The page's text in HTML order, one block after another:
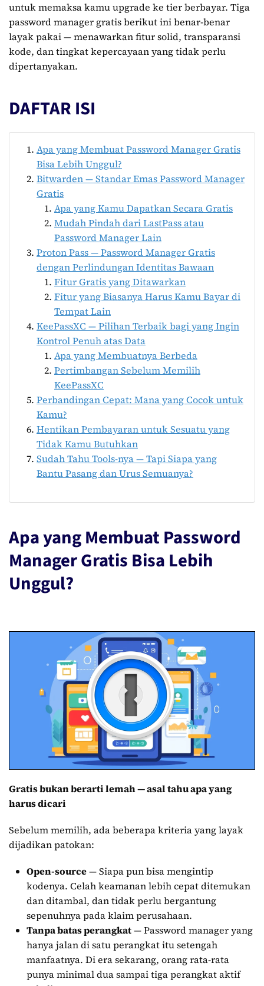
untuk memaksa kamu upgrade ke tier berbayar. Tiga
password manager gratis berikut ini benar-benar
layak pakai — menawarkan fitur solid, transparansi
kode, dan tingkat kepercayaan yang tidak perlu
dipertanyakan.
DAFTAR ISI
Apa yang Membuat Password Manager Gratis
Bisa Lebih Unggul?
Bitwarden — Standar Emas Password Manager
Gratis
Apa yang Kamu Dapatkan Secara Gratis
Mudah Pindah dari LastPass atau
Password Manager Lain
Proton Pass — Password Manager Gratis
dengan Perlindungan Identitas Bawaan
Fitur Gratis yang Ditawarkan
Fitur yang Biasanya Harus Kamu Bayar di
Tempat Lain
KeePassXC — Pilihan Terbaik bagi yang Ingin
Kontrol Penuh atas Data
Apa yang Membuatnya Berbeda
Pertimbangan Sebelum Memilih
KeePassXC
Perbandingan Cepat: Mana yang Cocok untuk
Kamu?
Hentikan Pembayaran untuk Sesuatu yang
Tidak Kamu Butuhkan
Sudah Tahu Tools-nya — Tapi Siapa yang
Bantu Pasang dan Urus Semuanya?
Apa yang Membuat Password
Manager Gratis Bisa Lebih
Unggul?
Gratis bukan berarti lemah — asal tahu apa yang
harus dicari
Sebelum memilih, ada beberapa kriteria yang layak
dijadikan patokan:
Open-source— Siapa pun bisa mengintip
kodenya. Celah keamanan lebih cepat ditemukan
dan ditambal, dan tidak perlu bergantung
sepenuhnya pada klaim perusahaan.
Tanpa batas perangkat— Password manager yang
hanya jalan di satu perangkat itu setengah
manfaatnya. Di era sekarang, orang rata-rata
punya minimal dua sampai tiga perangkat aktif